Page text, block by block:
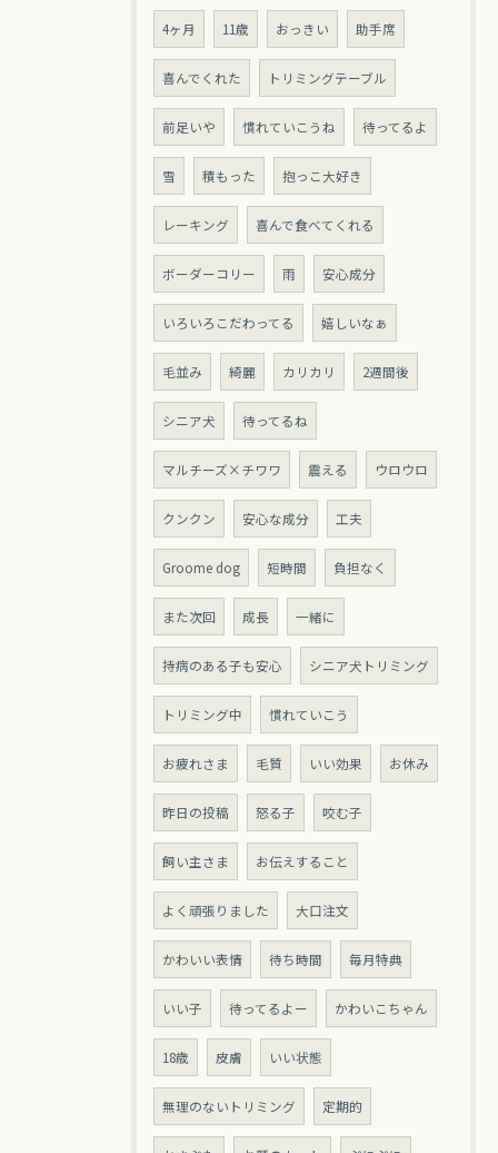
4ヶ月 11歳 おっきい 助手席
喜んでくれた トリミングテーブル
前足いや 慣れていこうね 待ってるよ
雪 積もった 抱っこ大好き
レーキング 喜んで食べてくれる
ボーダーコリー 雨 安心成分
いろいろこだわってる 嬉しいなぁ
毛並み 綺麗 カリカリ 2週間後
シニア犬 待ってるね
マルチーズ×チワワ 震える ウロウロ
クンクン 安心な成分 工夫
Groome dog 短時間 負担なく
また次回 成長 一緒に
持病のある子も安心 シニア犬トリミング
トリミング中 慣れていこう
お疲れさま 毛質 いい効果 お休み
昨日の投稿 怒る子 咬む子
飼い主さま お伝えすること
よく頑張りました 大口注文
かわいい表情 待ち時間 毎月特典
いい子 待ってるよー かわいこちゃん
18歳 皮膚 いい状態
無理のないトリミング 定期的